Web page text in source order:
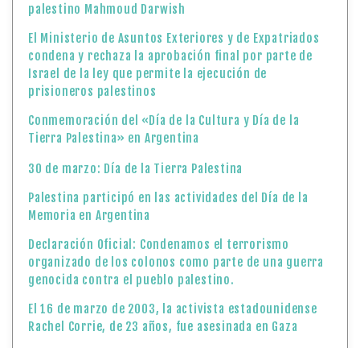
palestino Mahmoud Darwish
El Ministerio de Asuntos Exteriores y de Expatriados
condena y rechaza la aprobación final por parte de
Israel de la ley que permite la ejecución de
prisioneros palestinos
Conmemoración del «Día de la Cultura y Día de la
Tierra Palestina» en Argentina
30 de marzo: Día de la Tierra Palestina
Palestina participó en las actividades del Día de la
Memoria en Argentina
Declaración Oficial: Condenamos el terrorismo
organizado de los colonos como parte de una guerra
genocida contra el pueblo palestino.
El 16 de marzo de 2003, la activista estadounidense
Rachel Corrie, de 23 años, fue asesinada en Gaza